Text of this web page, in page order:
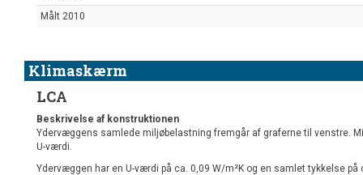
Målt 2010
Klimaskærm
LCA
Beskrivelse af konstruktionen
Ydervæggens samlede miljøbelastning fremgår af graferne til venstre.
U-værdi.
Ydervæggen har en U-værdi på ca. 0,09 W/m²K og en samlet tykkelse på